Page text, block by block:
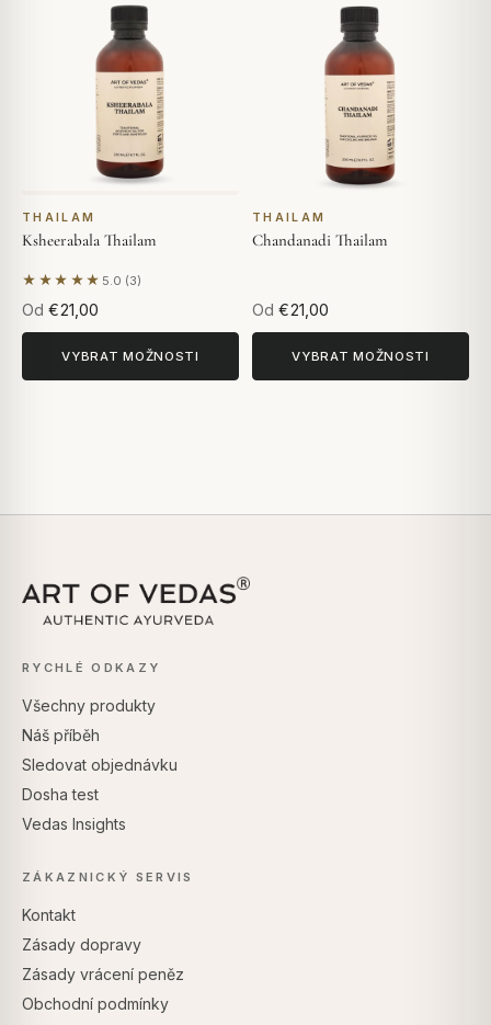
THAILAM
Ksheerabala Thailam
★★★★★ 5.0 (3)
Na základě 3 hodnocení
Od €21,00
VYBRAT MOŽNOSTI
THAILAM
Chandanadi Thailam
Od €21,00
VYBRAT MOŽNOSTI
RYCHLÉ ODKAZY
Všechny produkty
Náš příběh
Sledovat objednávku
Dosha test
Vedas Insights
ZÁKAZNICKÝ SERVIS
Kontakt
Zásady dopravy
Zásady vrácení peněz
Obchodní podmínky